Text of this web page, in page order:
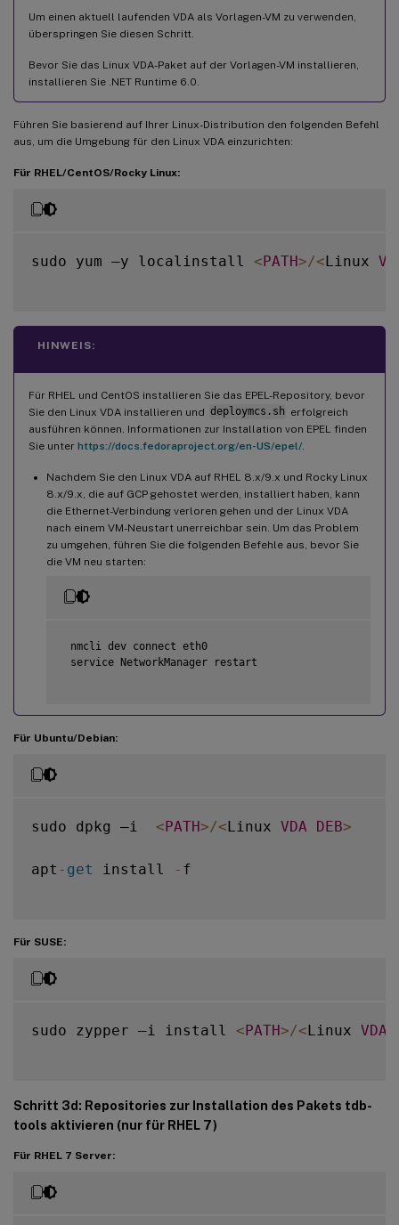
Um einen aktuell laufenden VDA als Vorlagen-VM zu verwenden,
überspringen Sie diesen Schritt.
Bevor Sie das Linux VDA-Paket auf der Vorlagen-VM installieren,
installieren Sie .NET Runtime 6.0.
Führen Sie basierend auf Ihrer Linux-Distribution den folgenden Befehl
aus, um die Umgebung für den Linux VDA einzurichten:
Für RHEL/CentOS/Rocky Linux:
sudo yum –y localinstall <PATH>/<Linux
HINWEIS:
Für RHEL und CentOS installieren Sie das EPEL-Repository, bevor
Sie den Linux VDA installieren und deploymcs.sh erfolgreich
ausführen können. Informationen zur Installation von EPEL finden
Sie unter https://docs.fedoraproject.org/en-US/epel/
Nachdem Sie den Linux VDA auf RHEL 8.x/9.x und Rocky Linux
8.x/9.x, die auf GCP gehostet werden, installiert haben, kann
die Ethernet-Verbindung verloren gehen und der Linux VDA
nach einem VM-Neustart unerreichbar sein. Um das Problem
zu umgehen, führen Sie die folgenden Befehle aus, bevor Sie
die VM neu starten:
nmcli dev connect eth0
service NetworkManager restart
Für Ubuntu/Debian:
sudo dpkg –i <PATH>/<Linux VDA DEB>
apt - get install - f
Für SUSE:
sudo zypper –i install <PATH>/<Linux VDA
Schritt 3d: Repositories zur Installation des Pakets tdb-
tools aktivieren (nur für RHEL 7)
Für RHEL 7 Server: